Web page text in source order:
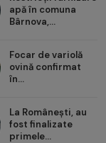
apă în comuna
Bârnova,...
Focar de variolă
ovină confirmat
în...
La Românești, au
fost finalizate
primele...